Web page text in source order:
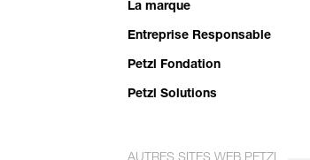
La marque
Entreprise Responsable
Petzl Fondation
Petzl Solutions